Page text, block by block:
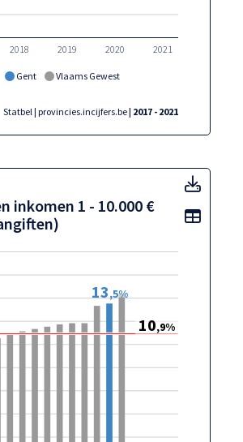
Gent Vlaams Gewest
2018 2019 2020 2021
Statbel | provincies.incijfers.be| 2017 - 2021
inkomen 1 - 10.000 €
13,5%
10,9%
Toon